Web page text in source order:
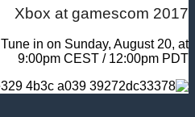
Xbox at gamescom 2017
Tune in on Sunday, August 20, at
9:00pm CEST / 12:00pm PDT